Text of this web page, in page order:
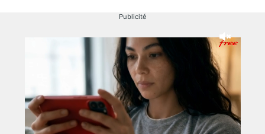
Publicité